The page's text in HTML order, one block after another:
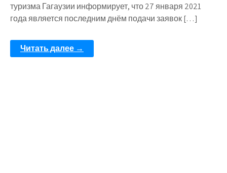
туризма Гагаузии информирует, что 27 января 2021
года является последним днём подачи заявок […]
Читать далее →